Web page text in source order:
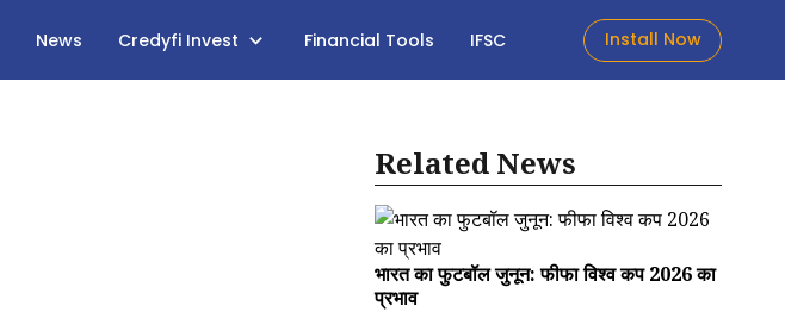
News Credyfi Invest Financial Tools IFSC Install Now
Related News
भारत का फुटबॉल जुनून: फीफा विश्व कप 2026 का
प्रभाव